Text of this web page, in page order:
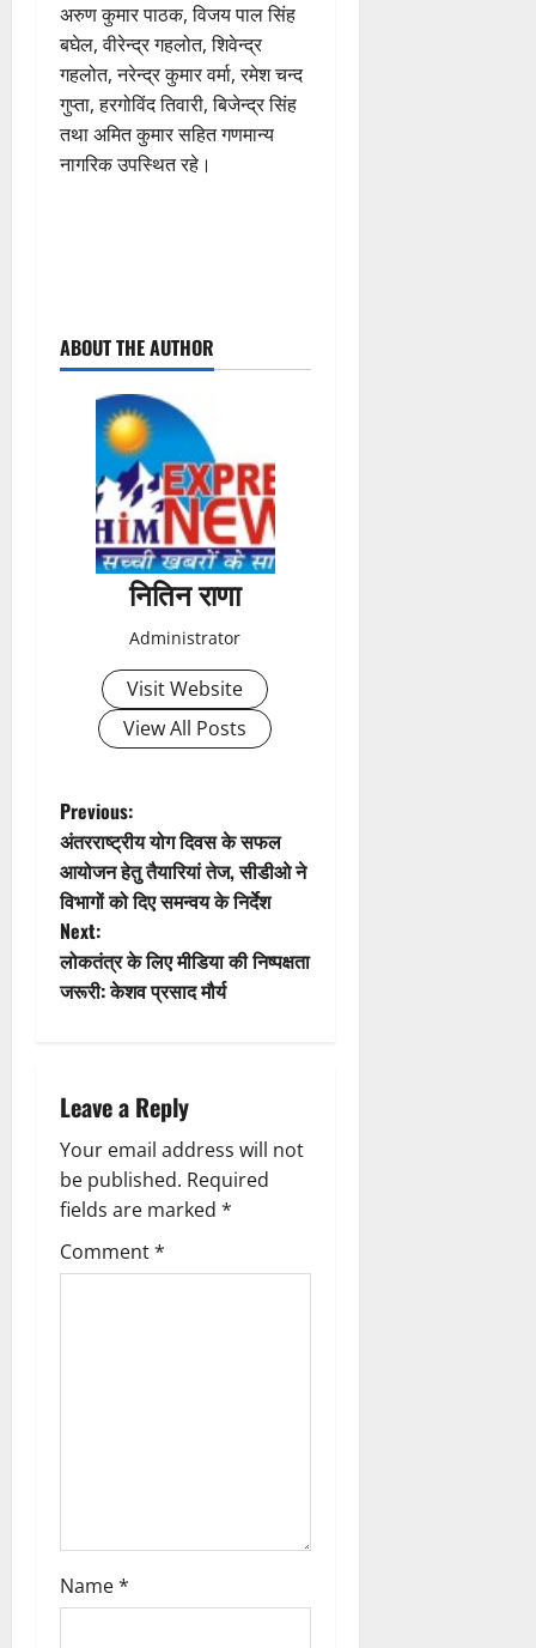
अरुण कुमार पाठक, विजय पाल सिंह
बघेल, वीरेन्द्र गहलोत, शिवेन्द्र
गहलोत, नरेन्द्र कुमार वर्मा, रमेश चन्द
गुप्ता, हरगोविंद तिवारी, बिजेन्द्र सिंह
तथा अमित कुमार सहित गणमान्य
नागरिक उपस्थित रहे।
o
t
i
o
n
ABOUT THE AUTHOR
नितिन राणा
Administrator
Visit Website
View All Posts
P
o
s
t
v
i
g
a
Previous:
अंतरराष्ट्रीय योग दिवस के सफल
आयोजन हेतु तैयारियां तेज, सीडीओ ने
विभागों को दिए समन्वय के निर्देश
Next:
लोकतंत्र के लिए मीडिया की निष्पक्षता
जरूरी: केशव प्रसाद मौर्य
Leave a Reply
Your email address will not
be published. Required
fields are marked *
Comment*
Name*